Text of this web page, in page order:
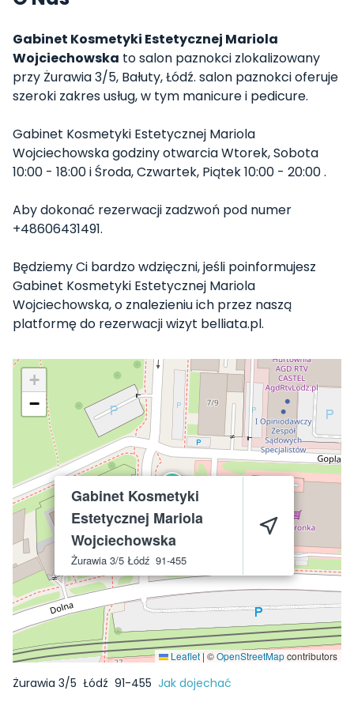
Gabinet Kosmetyki Estetycznej Mariola
Wojciechowska to salon paznokci zlokalizowany
przy Żurawia 3/5, Bałuty, Łódź. salon paznokci oferuje
szeroki zakres usług, w tym manicure i pedicure.
Gabinet Kosmetyki Estetycznej Mariola
Wojciechowska godziny otwarcia Wtorek, Sobota
10:00 - 18:00 i Środa, Czwartek, Piątek 10:00 - 20:00 .
Aby dokonać rezerwacji zadzwoń pod numer
+48606431491.
Będziemy Ci bardzo wdzięczni, jeśli poinformujesz
Gabinet Kosmetyki Estetycznej Mariola
Wojciechowska, o znalezieniu ich przez naszą
platformę do rezerwacji wizyt belliata.pl.
Gabinet Kosmetyki
Estetycznej Mariola
Wojciechowska
Żurawia 3/5 Łódź 91-455
+
−
Leaflet | ©OpenStreetMapcontributors
Żurawia 3/5 Łódź 91-455 Jak dojechać